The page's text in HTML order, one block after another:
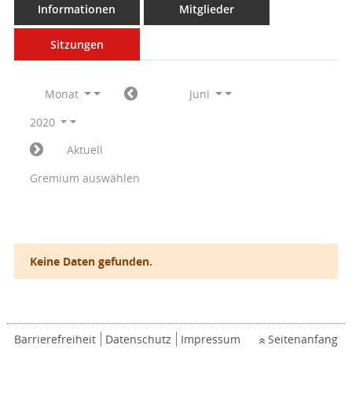
Informationen Mitglieder
Sitzungen
Monat
Juni
2020
Aktuell
Gremium auswählen
Keine Daten gefunden.
Barrierefreiheit Datenschutz Impressum Seitenanfang